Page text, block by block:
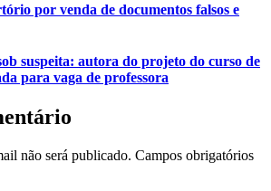
por venda de documentos falsos e
suspeita: autora do projeto do curso de
para vaga de professora
não será publicado. Campos obrigatórios